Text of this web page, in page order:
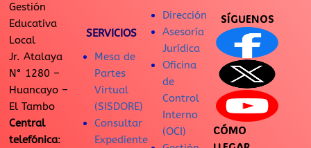
Gestión
Educativa
Local
Jr. Atalaya
N° 1280 –
Huancayo –
El Tambo
Central
telefónica:
SERVICIOS
Mesa de
Partes
Virtual
(SISDORE)
Consultar
Expediente
Dirección
Asesoría
Jurídica
Oficina
de
Control
Interno
(OCI)
SÍGUENOS
CÓMO